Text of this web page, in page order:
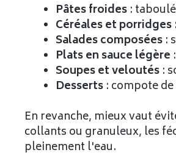
Pâtes froides :
Céréales et porridges
Salades composées :
Plats en sauce légère
Soupes et veloutés :
Desserts : compote
En revanche, mieux vaut
collants ou granuleux, les
pleinement l'eau.